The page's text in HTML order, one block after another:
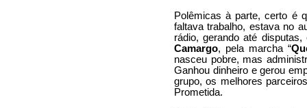
Polêmicas à parte, certo é
faltava trabalho, estava no
rádio, gerando até
Camargo, pela marcha “
nasceu pobre, mas
Ganhou dinheiro e gerou
grupo, os melhores
Prometida.